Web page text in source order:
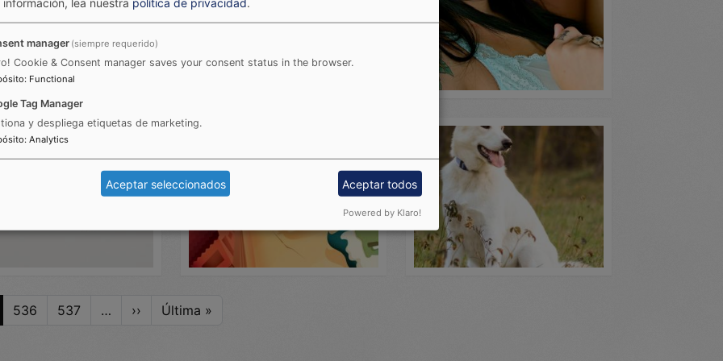
por: Wally Cargada por: Wally Cargada por: Wally
536 537 … ›› Siguiente página
Última »
lea nuestra política de privacidad.
manager (siempre requerido)
Cookie & Consent manager saves your consent status in the browser.
: Functional
Tag Manager
y despliega etiquetas de marketing.
: Analytics
Aceptar seleccionados Aceptar todos
Powered by Klaro!